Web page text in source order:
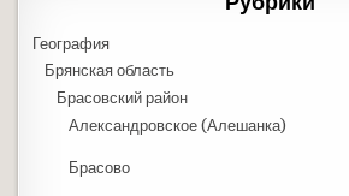
География
Брянская область
Брасовский район
Александровское (Алешанка)
Брасово